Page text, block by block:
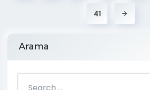
41
Arama